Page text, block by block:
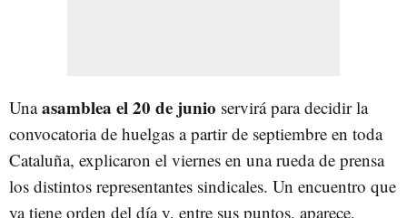
Unaasamblea el 20 de junio servirá para decidir la
convocatoria de huelgas a partir de septiembre en toda
Cataluña, explicaron el viernes en una rueda de prensa
los distintos representantes sindicales. Un encuentro que
ya tiene orden del día y, entre sus puntos, aparece,